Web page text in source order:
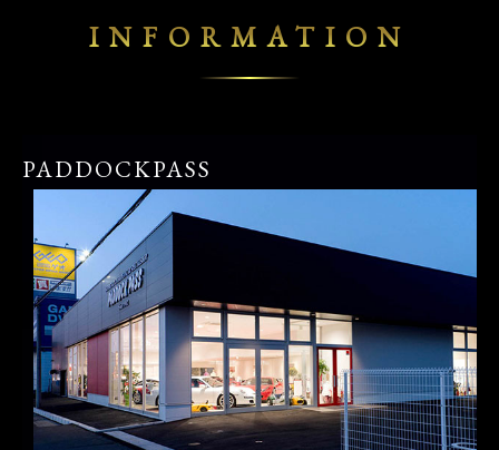
INFORMATION
PADDOCKPASS